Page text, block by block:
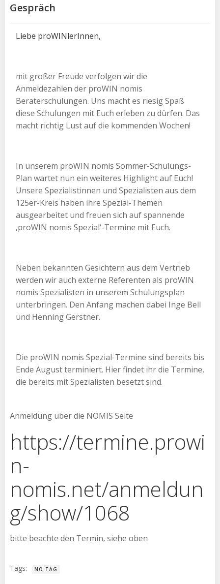
Gespräch
Liebe proWINlerInnen,
mit großer Freude verfolgen wir die
Anmeldezahlen der proWIN nomis
Beraterschulungen. Uns macht es riesig Spaß
diese Schulungen mit Euch erleben zu dürfen. Das
macht richtig Lust auf die kommenden Wochen!
In unserem proWIN nomis Sommer-Schulungs-
Plan wartet nun ein weiteres Highlight auf Euch!
Unsere Spezialistinnen und Spezialisten aus dem
125er-Kreis haben ihre Spezial-Themen
ausgearbeitet und freuen sich auf spannende
‚proWIN nomis Spezial‘-Termine mit Euch.
Neben bekannten Gesichtern aus dem Vertrieb
werden wir auch externe Referenten als proWIN
nomis Spezialisten in unserem Schulungsplan
unterbringen. Den Anfang machen dabei Inge Bell
und Henning Gerstner.
Die proWIN nomis Spezial-Termine sind bereits bis
Ende August terminiert. Hier findet ihr die Termine,
die bereits mit Spezialisten besetzt sind.
Anmeldung über die NOMIS Seite
https://termine.prowi
n-
nomis.net/anmeldun
g/show/1068
bitte beachte den Termin, siehe oben
Tags: NO TAG